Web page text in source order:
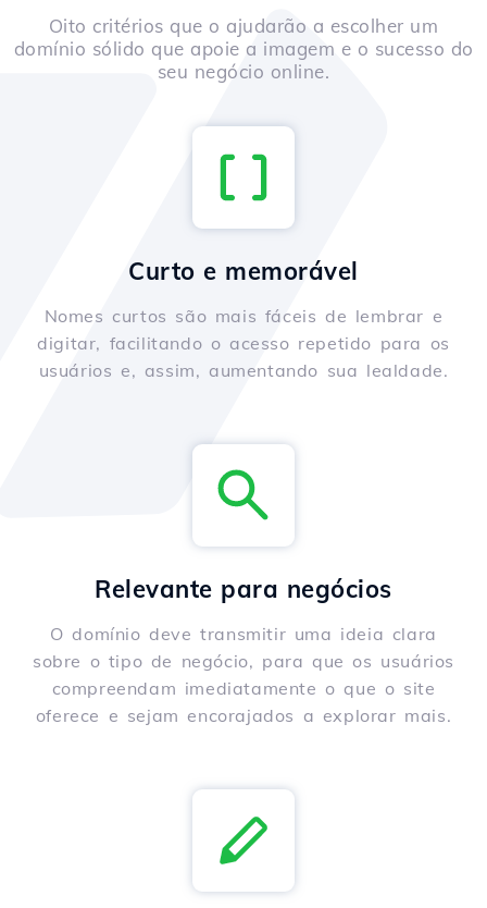
Oito critérios que o ajudarão a escolher um
domínio sólido que apoie a imagem e o sucesso do
seu negócio online.
Curto e memorável
Nomes curtos são mais fáceis de lembrar e
digitar, facilitando o acesso repetido para os
usuários e, assim, aumentando sua lealdade.
Relevante para negócios
O domínio deve transmitir uma ideia clara
sobre o tipo de negócio, para que os usuários
compreendam imediatamente o que o site
oferece e sejam encorajados a explorar mais.